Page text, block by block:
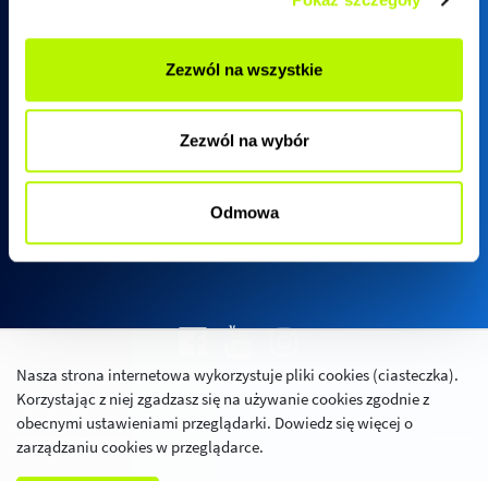
Zezwól na wszystkie
Zezwól na wybór
Odmowa
ul. Warszawska 18
35-205 Rzeszów
Pn - Pt:08:00 - 17:00
Polityka prywatności
Relacje inwestorskie
Nasza strona internetowa wykorzystuje pliki cookies (ciasteczka).
Korzystając z niej zgadzasz się na używanie cookies zgodnie z
obecnymi ustawieniami przeglądarki. Dowiedz się więcej o
zarządzaniu cookies w przeglądarce.